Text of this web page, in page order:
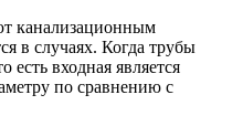
канализационным
в случаях. Когда трубы
входная является
по сравнению с